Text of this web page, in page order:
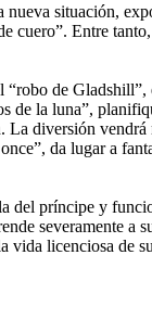
situación,
cuero”. Entre
de Gladshill”,
de la luna”,
La diversión vendrá
da lugar a
del príncipe y
severamente a
vida licenciosa de